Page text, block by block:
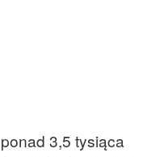
3,5 tysiąca